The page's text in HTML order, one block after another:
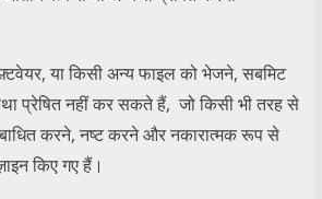
या किसी अन्य फाइल को भेजने, सबमिट
प्रेषित नहीं कर सकते हैं, जो किसी भी तरह से
करने, नष्ट करने और नकारात्मक रूप से
किए गए हैं।